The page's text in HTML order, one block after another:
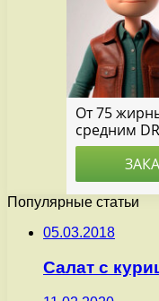
Популярные статьи
05.03.2018
Салат с